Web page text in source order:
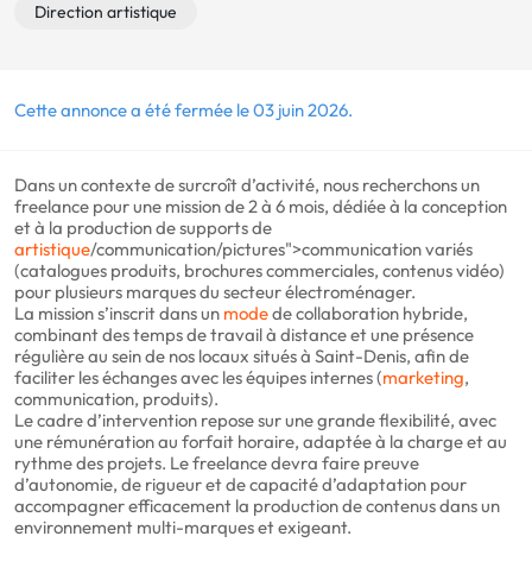
Direction artistique
Cette annonce a été fermée le 03 juin 2026.
Dans un contexte de surcroît d’activité, nous recherchons un
freelance pour une mission de 2 à 6 mois, dédiée à la conception
et à la production de supports de
artistique/communication/pictures">communication variés
(catalogues produits, brochures commerciales, contenus vidéo)
pour plusieurs marques du secteur électroménager.
La mission s’inscrit dans un modede collaboration hybride,
combinant des temps de travail à distance et une présence
régulière au sein de nos locaux situés à Saint-Denis, afin de
faciliter les échanges avec les équipes internes (marketing,
communication, produits).
Le cadre d’intervention repose sur une grande flexibilité, avec
une rémunération au forfait horaire, adaptée à la charge et au
rythme des projets. Le freelance devra faire preuve
d’autonomie, de rigueur et de capacité d’adaptation pour
accompagner efficacement la production de contenus dans un
environnement multi-marques et exigeant.